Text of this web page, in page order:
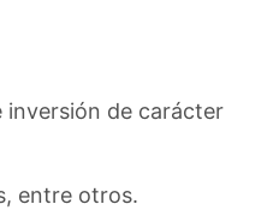
inversión de carácter
entre otros.